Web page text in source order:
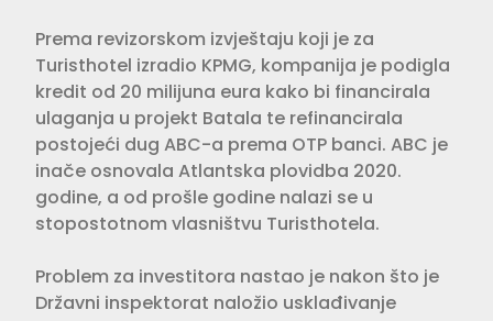
Prema revizorskom izvještaju koji je za
Turisthotel izradio KPMG, kompanija je podigla
kredit od 20 milijuna eura kako bi financirala
ulaganja u projekt Batala te refinancirala
postojeći dug ABC-a prema OTP banci. ABC je
inače osnovala Atlantska plovidba 2020.
godine, a od prošle godine nalazi se u
stopostotnom vlasništvu Turisthotela.
Problem za investitora nastao je nakon što je
Državni inspektorat naložio usklađivanje